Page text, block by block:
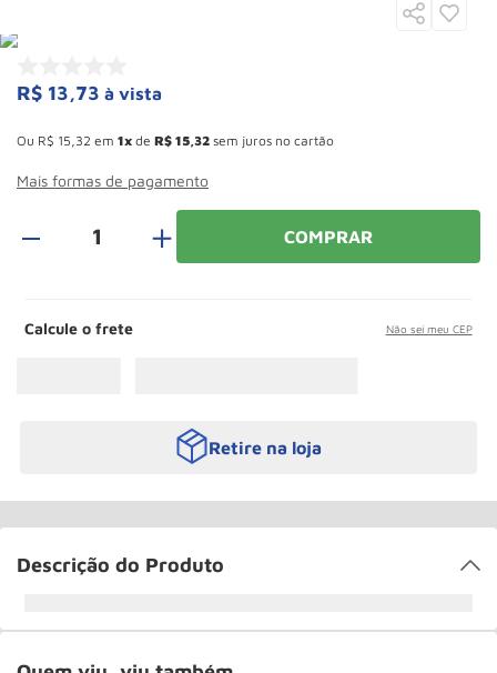
R$ 13,73 à vista
Ou R$ 15 32 em 1 de R$ 15 32 sem juros no cartão
Mais formas de pagamento
＋ COMPRAR
Calcule o frete Não sei meu CEP
Retire na loja
Descrição do Produto
8 Talha
9º Paleteira
10 º Rodizio